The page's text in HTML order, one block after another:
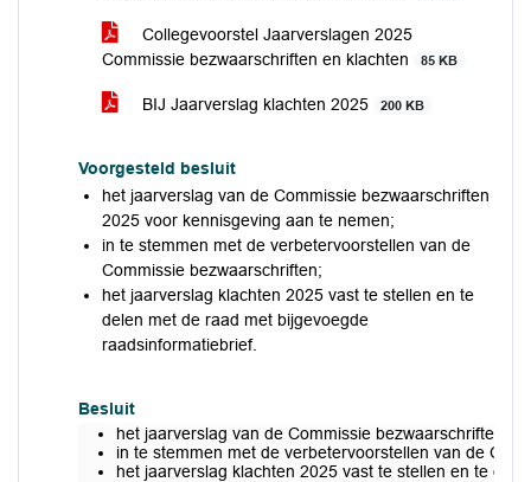
Collegevoorstel Jaarverslagen 2025
Commissie bezwaarschriften en klachten
85 KB
BIJ Jaarverslag klachten 2025 200 KB
Voorgesteld besluit
het jaarverslag van de Commissie bezwaarschriften
2025 voor kennisgeving aan te nemen;
in te stemmen met de verbetervoorstellen van de
Commissie bezwaarschriften;
het jaarverslag klachten 2025 vast te stellen en te
delen met de raad met bijgevoegde
raadsinformatiebrief.
Besluit
het jaarverslag van de Commissie bezwaarschriften
in te stemmen met de verbetervoorstellen van de
het jaarverslag klachten 2025 vast te stellen en te